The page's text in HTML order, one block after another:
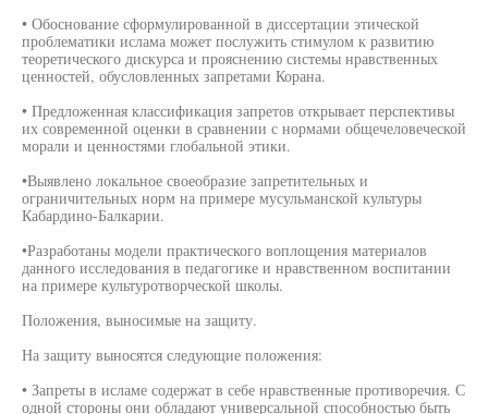
• Обоснование сформулированной в диссертации этической
проблематики ислама может послужить стимулом к развитию
теоретического дискурса и прояснению системы нравственных
ценностей, обусловленных запретами Корана.
• Предложенная классификация запретов открывает перспективы
их современной оценки в сравнении с нормами общечеловеческой
морали и ценностями глобальной этики.
•Выявлено локальное своеобразие запретительных и
ограничительных норм на примере мусульманской культуры
Кабардино-Балкарии.
•Разработаны модели практического воплощения материалов
данного исследования в педагогике и нравственном воспитании
на примере культуротворческой школы.
Положения, выносимые на защиту.
На защиту выносятся следующие положения:
• Запреты в исламе содержат в себе нравственные противоречия. С
одной стороны они обладают универсальной способностью быть